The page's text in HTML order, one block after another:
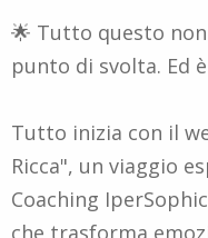
🌟 Tutto questo
punto di svolta. Ed
Tutto inizia con il
Ricca", un viaggio
Coaching
che trasforma